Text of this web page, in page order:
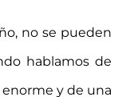
no se pueden
hablamos de
y de una